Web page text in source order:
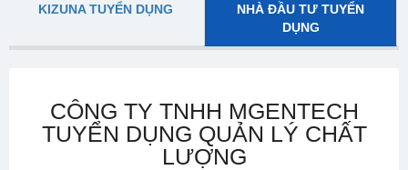
KIZUNA TUYỂN DỤNG
NHÀ ĐẦU TƯ TUYỂN
DỤNG
CÔNG TY TNHH MGENTECH
TUYỂN DỤNG QUẢN LÝ CHẤT
LƯỢNG